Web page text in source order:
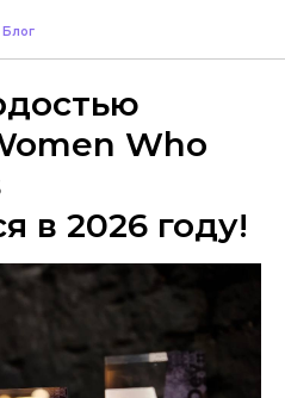
Блог
Who
в 2026 году!